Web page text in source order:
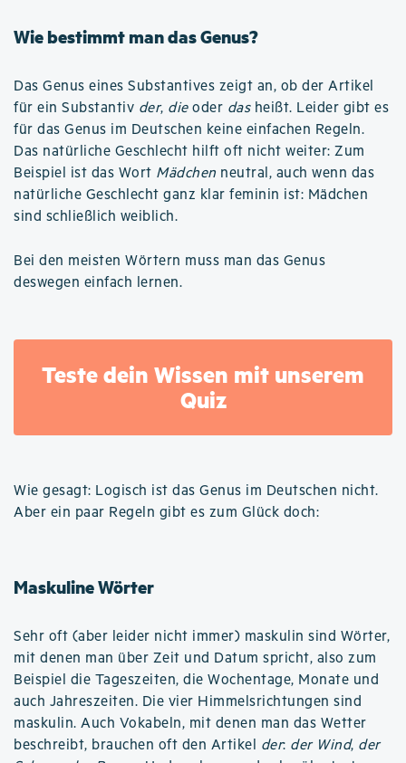
Wie bestimmt man das Genus?
Das Genus eines Substantives zeigt an, ob der Artikel
für ein Substantiv der, dieoder dasheißt. Leider gibt es
für das Genus im Deutschen keine einfachen Regeln.
Das natürliche Geschlecht hilft oft nicht weiter: Zum
Beispiel ist das Wort Mädchen neutral, auch wenn das
natürliche Geschlecht ganz klar feminin ist: Mädchen
sind schließlich weiblich.
Bei den meisten Wörtern muss man das Genus
deswegen einfach lernen.
Teste dein Wissen mit unserem
Quiz
Wie gesagt: Logisch ist das Genus im Deutschen nicht.
Aber ein paar Regeln gibt es zum Glück doch:
Maskuline Wörter
Sehr oft (aber leider nicht immer) maskulin sind Wörter,
mit denen man über Zeit und Datum spricht, also zum
Beispiel die Tageszeiten, die Wochentage, Monate und
auch Jahreszeiten. Die vier Himmelsrichtungen sind
maskulin. Auch Vokabeln, mit denen man das Wetter
beschreibt, brauchen oft den Artikel der: der Wind, der